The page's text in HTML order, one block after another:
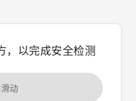
，以完成安全检测
动